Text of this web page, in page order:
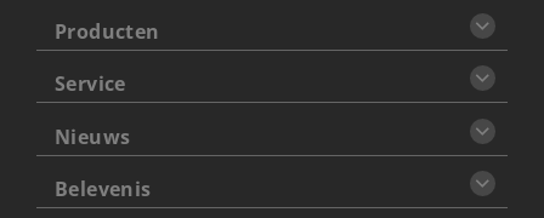
Producten
Service
Nieuws
Belevenis